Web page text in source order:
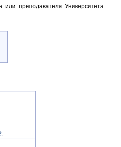
или преподавателя Университета